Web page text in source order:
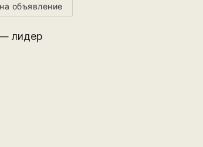
объявление
лидер